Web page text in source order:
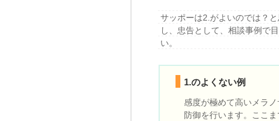
サッポーは2.がよいのでは？
し、忠告として、相談事例で
い。
1.のよくない例
感度が極めて高いメラ
防御を行います。ここ